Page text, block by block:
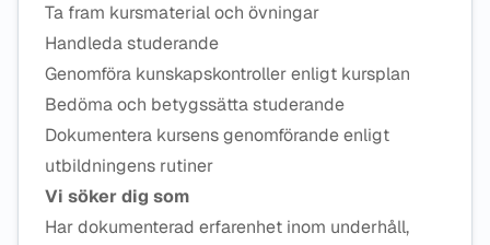
Ta fram kursmaterial och övningar
Handleda studerande
Genomföra kunskapskontroller enligt kursplan
Bedöma och betygssätta studerande
Dokumentera kursens genomförande enligt
utbildningens rutiner
Vi söker dig som
Har dokumenterad erfarenhet inom underhåll,